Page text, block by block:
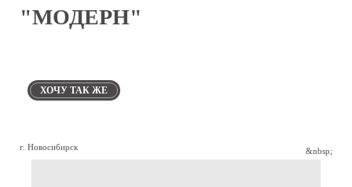
"МОДЕРН"
ХОЧУ ТАК ЖЕ
г. Новосибирск &nbsp;